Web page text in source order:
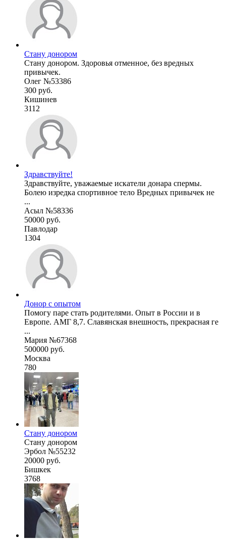
Стану донором
Стану донором. Здоровья отменное, без вредных
привычек.
Олег №53386
300 руб.
Кишинев
3112
Здравствуйте!
Здравствуйте, уважаемые искатели донара спермы.
Болею изредка спортивное тело Вредных привычек не
...
Асыл №58336
50000 руб.
Павлодар
1304
Донор с опытом
Помогу паре стать родителями. Опыт в России и в
Европе. АМГ 8,7. Славянская внешность, прекрасная ге
...
Мария №67368
500000 руб.
Москва
780
Стану донором
Стану донором
Эрбол №55232
20000 руб.
Бишкек
3768